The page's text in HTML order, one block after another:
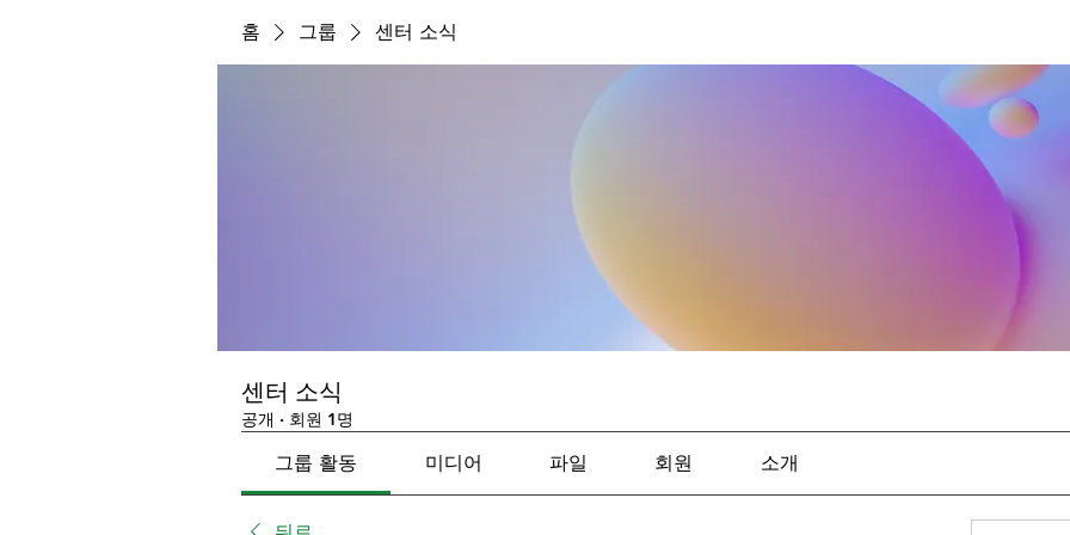
홈 그룹 센터 소식
센터 소식
공개 · 회원 1명
그룹 활동 미디어 파일 회원 소개